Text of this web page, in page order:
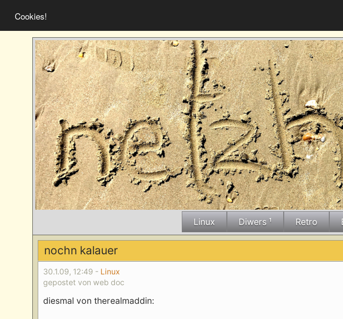
Cookies!
Linux Diwers ¹ Retro
nochn kalauer
30.1.09, 12:49 - Linux
gepostet von web doc
diesmal von therealmaddin: